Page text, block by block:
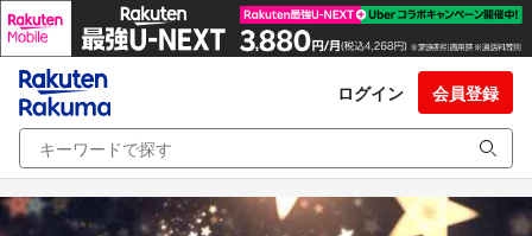
ログイン 会員登録